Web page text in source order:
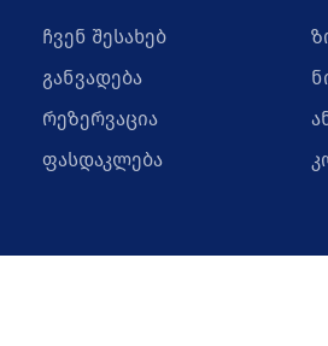
ჩვენ შესახებ
განვადება
რეზერვაცია
ფასდაკლება